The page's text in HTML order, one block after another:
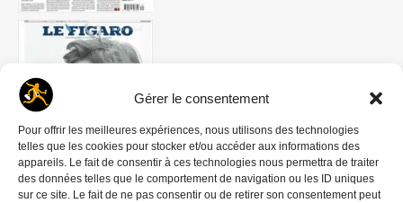
Gérer le consentement
Pour offrir les meilleures expériences, nous utilisons des technologies
telles que les cookies pour stocker et/ou accéder aux informations des
appareils. Le fait de consentir à ces technologies nous permettra de traiter
des données telles que le comportement de navigation ou les ID uniques
sur ce site. Le fait de ne pas consentir ou de retirer son consentement peut